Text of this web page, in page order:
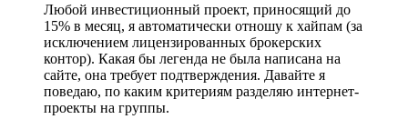
Любой инвестиционный проект, приносящий до
15% в месяц, я автоматически отношу к хайпам (за
исключением лицензированных брокерских
контор). Какая бы легенда не была написана на
сайте, она требует подтверждения. Давайте я
поведаю, по каким критериям разделяю интернет-
проекты на группы.